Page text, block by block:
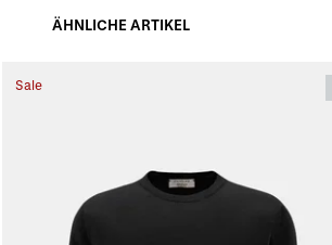
ÄHNLICHE ARTIKEL
Sale